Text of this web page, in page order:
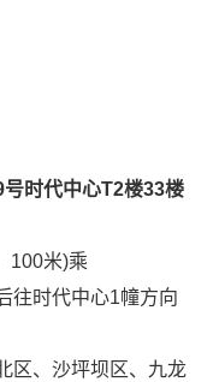
时代中心T2楼33楼
100米)乘
往时代中心1幢方向
区、沙坪坝区、九龙